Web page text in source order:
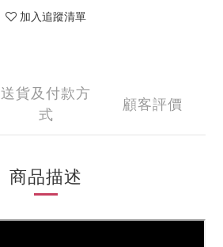
加入追蹤清單
送貨及付款方
式
顧客評價
商品描述